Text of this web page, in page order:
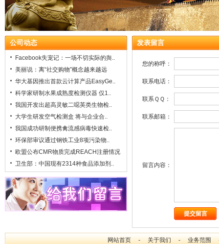
公司动态
Facebook失宠记：一场不切实际的舆..
美丽说：离“社交购物”概念越来越远
华大基因推出首款云计算产品EasyGe..
科学家研制水果成熟度检测仪器 仅1..
我国开发出超高灵敏二噁英类生物检..
大学生研发空气检测盒 将与企业合..
我国成功研制便携禽流感病毒快速检..
环保部审议通过钢铁工业8项污染物..
欧盟公布CMR物质完成REACH注册情况
卫生部：中国现有2314种食品添加剂..
发表留言
您的称呼：
联系电话：
联系ＱＱ：
联系邮箱：
留言内容：
网站首页 - 关于我们 - 业务范围